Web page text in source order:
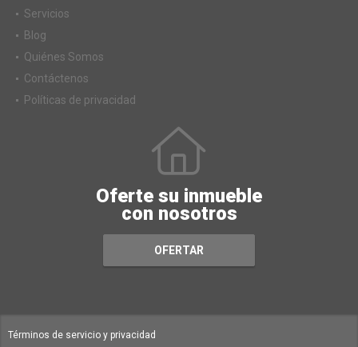
Servicios
Blog
Quiénes Somos
Contáctenos
Políticas de privacidad
Oferte su inmueble
con nosotros
OFERTAR
Términos de servicio y privacidad